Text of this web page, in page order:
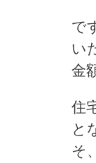
で
い
金
住
と
そ